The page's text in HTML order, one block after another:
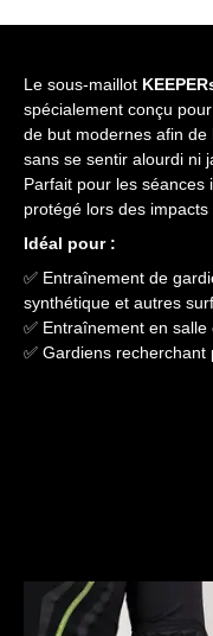
Le sous-maillot
spécialement conçu
de but modernes afin de
sans se sentir alourdi ni
Parfait pour les séances
protégé lors des impacts
Idéal pour :
✅ Entraînement de
synthétique et autres
✅ Entraînement en salle
✅ Gardiens